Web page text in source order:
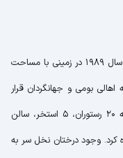
این مکان نخستین پارک ساحلی دبی است که در سال 1989 در زمینی با مساحت
اهالی بومی و جهانگردان قرار
گرفت. از امکانات پارک ساحلی جمیرا می توان به 20 رستوران، 5 استخر، سالن
کرد. وجود درختان نخل سر به